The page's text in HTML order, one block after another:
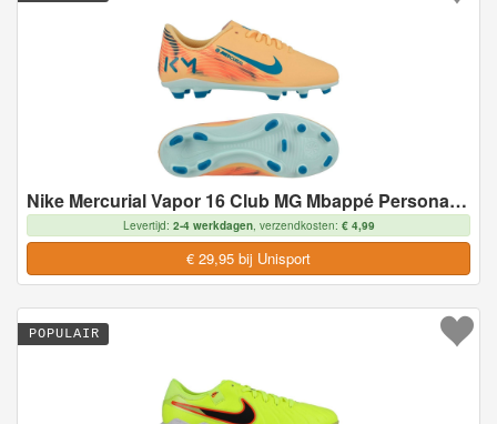
Nike Mercurial Vapor 16 Club MG Mbappé Personal Edition - Oranje/Neo-turkoois/Groen Kids - Multi Ground (MG), maat 38
Levertijd: 2-4 werkdagen, verzendkosten: € 4,99
€ 29,95 bij Unisport
POPULAIR